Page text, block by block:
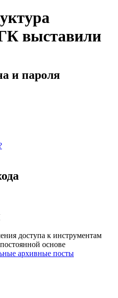
выставили
и пароля
доступа к инструментам
основе
архивные посты